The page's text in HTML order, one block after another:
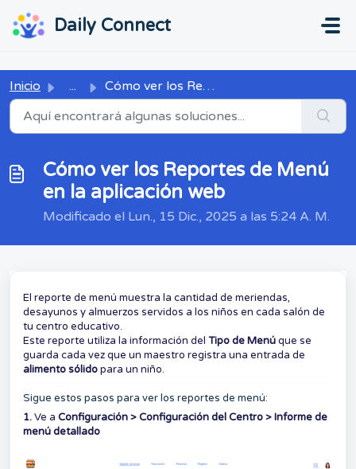
Daily Connect
Inicio ... Cómo ver los Reportes de Menú en la aplicación web
Cómo ver los Reportes de Menú
en la aplicación web
Modificado el Lun., 15 Dic., 2025 a las 5:24 A. M.
El reporte de menú muestra la cantidad de meriendas,
desayunos y almuerzos servidos a los niños en cada salón de
tu centro educativo.
Este reporte utiliza la información del Tipo de Menúque se
guarda cada vez que un maestro registra una entrada de
alimento sólidopara un niño.
Sigue estos pasos para ver los reportes de menú:
1.Ve a Configuración > Configuración del Centro > Informe de
menú detallado